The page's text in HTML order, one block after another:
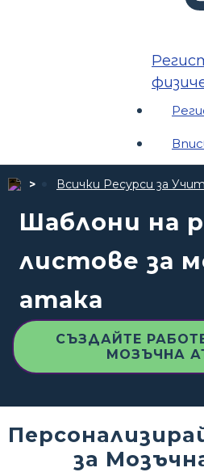
Всички Ресурси за
Шаблони на
листове за
атака
СЪЗДАЙТЕ
МОЗЪЧНА
за